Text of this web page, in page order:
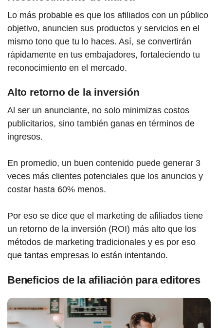
Lo más probable es que los afiliados con un público
objetivo, anuncien sus productos y servicios en el
mismo tono que tu lo haces. Así, se convertirán
rápidamente en tus embajadores, fortaleciendo tu
reconocimiento en el mercado.
Alto retorno de la inversión
Al ser un anunciante, no solo minimizas costos
publicitarios, sino también ganas en términos de
ingresos.
En promedio, un buen contenido puede generar 3
veces más clientes potenciales que los anuncios y
costar hasta 60% menos.
Por eso se dice que el marketing de afiliados tiene
un retorno de la inversión (ROI) más alto que los
métodos de marketing tradicionales y es por eso
que tantas empresas lo están intentando.
Beneficios de la afiliación para editores